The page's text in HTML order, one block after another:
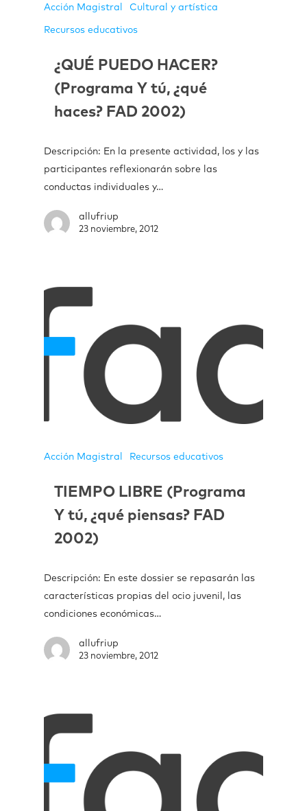
Acción Magistral Cultural y artística
Recursos educativos
¿QUÉ PUEDO HACER?
(Programa Y tú, ¿qué
haces? FAD 2002)
Descripción: En la presente actividad, los y las
participantes reflexionarán sobre las
conductas individuales y…
allufriup
23 noviembre, 2012
Acción Magistral Recursos educativos
TIEMPO LIBRE (Programa
Y tú, ¿qué piensas? FAD
2002)
Descripción: En este dossier se repasarán las
características propias del ocio juvenil, las
condiciones económicas…
allufriup
23 noviembre, 2012